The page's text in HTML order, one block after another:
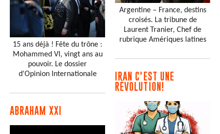
15 ans déjà ! Fête du trône :
Mohammed VI, vingt ans au
pouvoir. Le dossier
d'Opinion Internationale
ABRAHAM XXI
Argentine – France, destins
croisés. La tribune de
Laurent Tranier, Chef de
rubrique Amériques latines
IRAN C'EST UNE
RÉVOLUTION!